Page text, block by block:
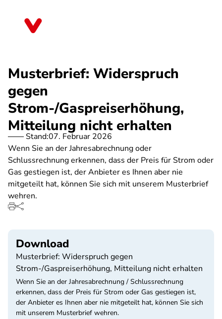
Musterbrief: Widerspruch
gegen
Strom-/Gaspreiserhöhung,
Mitteilung nicht erhalten
Stand:07. Februar 2026
Wenn Sie an der Jahresabrechnung oder
Schlussrechnung erkennen, dass der Preis für Strom oder
Gas gestiegen ist, der Anbieter es Ihnen aber nie
mitgeteilt hat, können Sie sich mit unserem Musterbrief
wehren.
Download
Musterbrief: Widerspruch gegen
Strom-/Gaspreiserhöhung, Mitteilung nicht erhalten
Wenn Sie an der Jahresabrechnung / Schlussrechnung
erkennen, dass der Preis für Strom oder Gas gestiegen ist,
der Anbieter es Ihnen aber nie mitgeteilt hat, können Sie sich
mit unserem Musterbrief wehren.